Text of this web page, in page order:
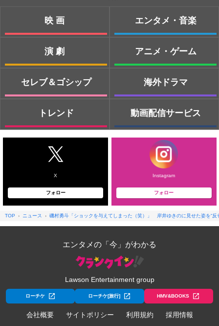
映画
演劇
セレブ＆ゴシップ
トレンド
エンタメ・音楽
アニメ・ゲーム
海外ドラマ
動画配信サービス
X
フォロー
Instagram
フォロー
TOP ニュース 磯村勇斗「ショックを与えてしまった（笑）」 岸井ゆきのに見せた姿を“反
エンタメの「今」がわかる
Lawson Entertainment group
ローチケ ローチケ[旅行] HMV&BOOKS
会社概要 サイトポリシー 利用規約 採用情報